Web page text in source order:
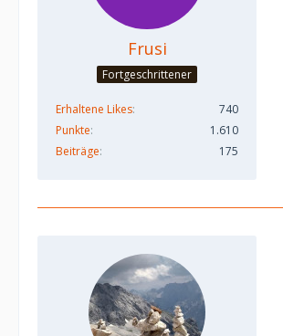
Frusi
Fortgeschrittener
Erhaltene Likes
740
Punkte
1.610
Beiträge
175